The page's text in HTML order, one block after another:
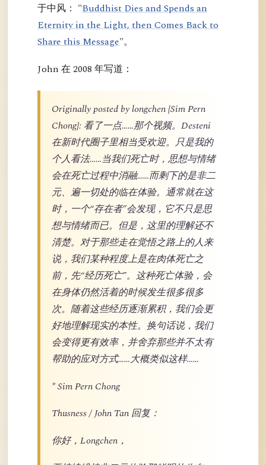
于中风： "Buddhist Dies and Spends an
Eternity in the Light, then Comes Back to
Share this Message"。
John 在 2008 年写道：
Originally posted by longchen [Sim Pern
Chong]: 看了一点……那个视频。Desteni
在新时代圈子里相当受欢迎。只是我的
个人看法……当我们死亡时，思想与情绪
会在死亡过程中消融……而剩下的是非二
元、遍一切处的临在体验。通常就在这
时，一个“存在者”会发现，它不只是思
想与情绪而已。但是，这里的理解还不
清楚。对于那些走在觉悟之路上的人来
说，我们某种程度上是在肉体死亡之
前，先“经历死亡”。这种死亡体验，会
在身体仍然活着的时候发生很多很多
次。随着这些经历逐渐累积，我们会更
好地理解现实的本性。换句话说，我们
会变得更有效率，并舍弃那些并不太有
帮助的应对方式……大概类似这样……
* Sim Pern Chong
Thusness / John Tan 回复：
你好，Longchen，